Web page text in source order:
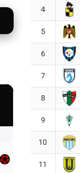
4
5
6
7
8
9
10
11